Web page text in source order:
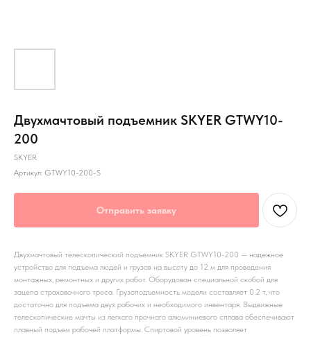
Двухмачтовый подъемник SKYER GTWY10-
200
SKYER
Артикул: GTWY10-200-S
Отправить заявку
Двухмачтовый телескопический подъемник SKYER GTWY10-200 — надежное
устройство для подъема людей и грузов на высоту до 12 м для проведения
монтажных, ремонтных и других работ. Оборудован специальной скобой для
зацепа страховочного троса. Грузоподъемность модели составляет 0.2 т, что
достаточно для подъема двух рабочих и необходимого инвентаря. Выдвижные
телескопические мачты из легкого прочного алюминиевого сплава обеспечивают
плавный подъем рабочей платформы. Спиртовой уровень позволяет